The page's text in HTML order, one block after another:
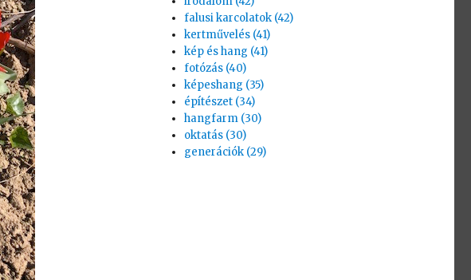
falusi karcolatok (42)
kertművelés (41)
kép és hang (41)
fotózás (40)
képeshang (35)
építészet (34)
hangfarm (30)
oktatás (30)
generációk (29)